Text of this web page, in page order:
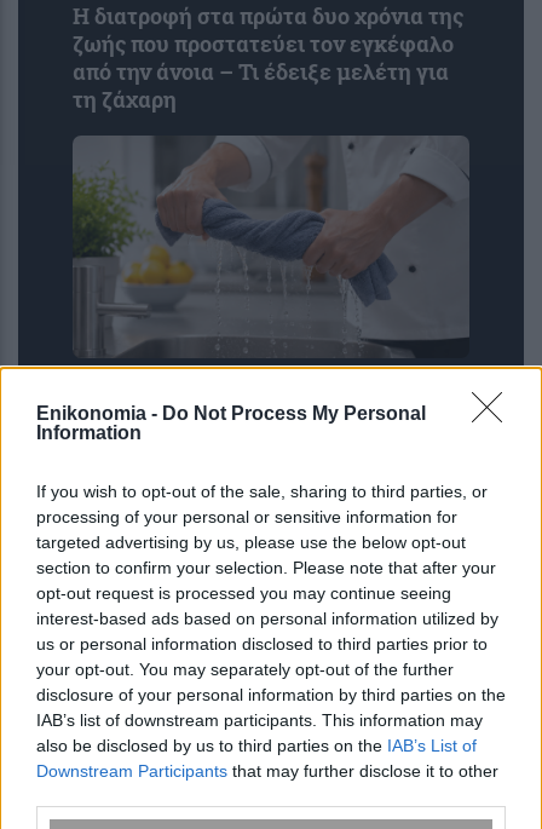
Enikonomia - Do Not Process My Personal
Information
If you wish to opt-out of the sale, sharing to third parties, or
processing of your personal or sensitive information for
targeted advertising by us, please use the below opt-out
section to confirm your selection. Please note that after your
opt-out request is processed you may continue seeing
interest-based ads based on personal information utilized by
us or personal information disclosed to third parties prior to
your opt-out. You may separately opt-out of the further
disclosure of your personal information by third parties on the
IAB’s list of downstream participants. This information may
also be disclosed by us to third parties on the IAB’s List of
Downstream Participants that may further disclose it to other
Η διατροφή στα πρώτα δυο χρόνια της
ζωής που προστατεύει τον εγκέφαλο
από την άνοια – Τι έδειξε μελέτη για
τη ζάχαρη
με το κόλπο των 10 δευτερολέπτων
που λατρεύουν οι… σεφ